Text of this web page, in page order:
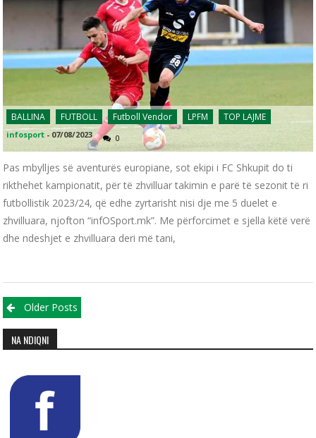
BALLINA FUTBOLL Futboll Vendor LPFM TOP LAJME
infosport - 07/08/2023 0
Pas mbylljes së aventurës europiane, sot ekipi i FC Shkupit do ti
rikthehet kampionatit, për të zhvilluar takimin e parë të sezonit të ri
futbollistik 2023/24, që edhe zyrtarisht nisi dje me 5 duelet e
zhvilluara, njofton “infOSport.mk”. Me përforcimet e sjella këtë verë
dhe ndeshjet e zhvilluara deri më tani,
Posts navigation
Older Posts
NA NDIQNI